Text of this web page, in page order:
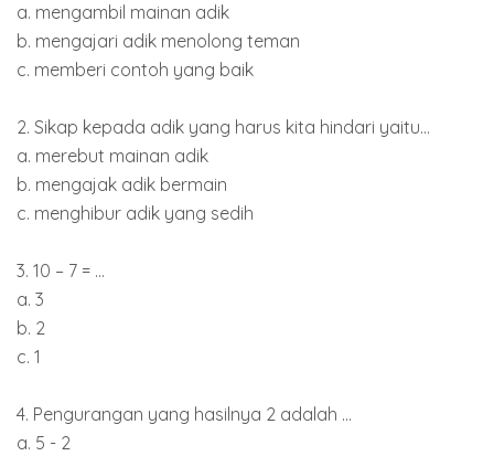
a. mengambil mainan adik
b. mengajari adik menolong teman
c. memberi contoh yang baik
2. Sikap kepada adik yang harus kita hindari yaitu...
a. merebut mainan adik
b. mengajak adik bermain
c. menghibur adik yang sedih
3. 10 – 7 = ...
a. 3
b. 2
c. 1
4. Pengurangan yang hasilnya 2 adalah ...
a. 5 - 2